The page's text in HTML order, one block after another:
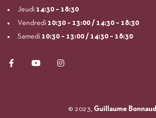
Jeudi 14:30 – 18:30
Vendredi 10:30 – 13:00 / 14:30 – 18:30
Samedi 10:30 – 13:00 / 14:30 – 18:30
© 2023, Guillaume Bonnaud